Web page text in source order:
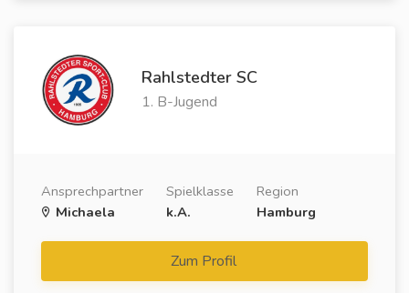
Rahlstedter SC
1. B-Jugend
Ansprechpartner
Michaela
Spielklasse
k.A.
Region
Hamburg
Zum Profil